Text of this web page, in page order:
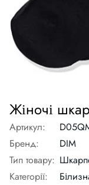
Жіночі
Артикул:
Бренд:
DIM
Тип товару:
Категорії: